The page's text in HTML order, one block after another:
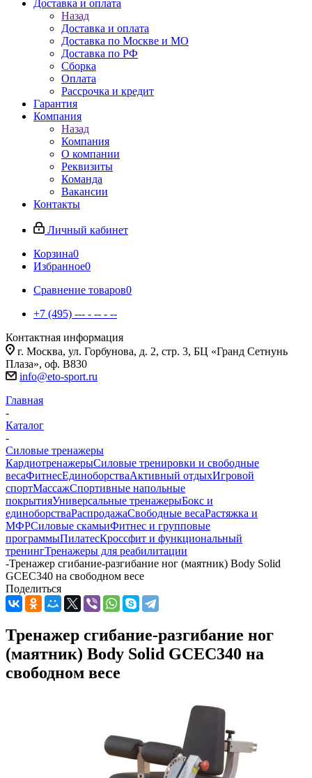
Доставка и оплата
Назад
Доставка и оплата
Доставка по Москве и МО
Доставка по РФ
Сборка
Оплата
Рассрочка и кредит
Гарантия
Компания
Назад
Компания
О компании
Реквизиты
Команда
Вакансии
Контакты
Личный кабинет
Корзина0
Избранное0
Сравнение товаров0
+7 (495) --- - -- - --
Контактная информация
г. Москва, ул. Горбунова, д. 2, стр. 3, БЦ «Гранд Сетнунь
Плаза», оф. В830
info@eto-sport.ru
Главная
-
Каталог
-
Силовые тренажеры
КардиотренажерыСиловые тренировки и свободные
весаФитнесЕдиноборстваАктивный отдыхИгровой
спортМассажСпортивные напольные
покрытияУниверсальные тренажерыБокс и
единоборстваРаспродажаСвободные весаРастяжка и
МФРСиловые скамьиФитнес и групповые
программыПилатесКроссфит и функциональный
тренингТренажеры для реабилитации
-Тренажер сгибание-разгибание ног (маятник) Body Solid
GCEC340 на свободном весе
Поделиться
Тренажер сгибание-разгибание ног
(маятник) Body Solid GCEC340 на
свободном весе